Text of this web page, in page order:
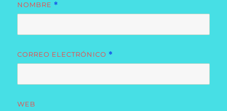
NOMBRE *
CORREO ELECTRÓNICO *
WEB